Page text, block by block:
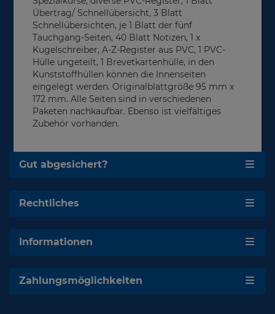
Übertrag/ Schnellübersicht, 3 Blatt
Schnellübersichten, je 1 Blatt der fünf
Tauchgang-Seiten, 40 Blatt Notizen, 1 x
Kugelschreiber, A-Z-Register aus PVC, 1 PVC-
Hülle ungeteilt, 1 Brevetkartenhülle, in den
Kunststoffhüllen können die Innenseiten
eingelegt werden. Originalblattgröße 95 mm x
172 mm. Alle Seiten sind in verschiedenen
Paketen nachkaufbar. Ebenso ist vielfältiges
Zubehör vorhanden.
Gut abgesichert?
Rechtliches
Informationen
Zahlungsmöglichkeiten